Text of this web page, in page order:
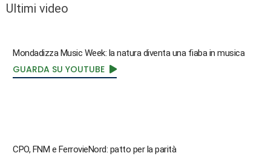
Ultimi video
Mondadizza Music Week: la natura diventa una fiaba in musica
GUARDA SU YOUTUBE
CPO, FNM e FerrovieNord: patto per la parità